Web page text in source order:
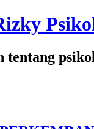
tentang